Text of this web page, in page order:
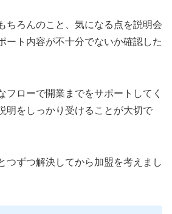
ちろんのこと、気になる点を説明会
ート内容が不十分でないか確認した
フローで開業までをサポートしてく
明をしっかり受けることが大切で
つずつ解決してから加盟を考えまし